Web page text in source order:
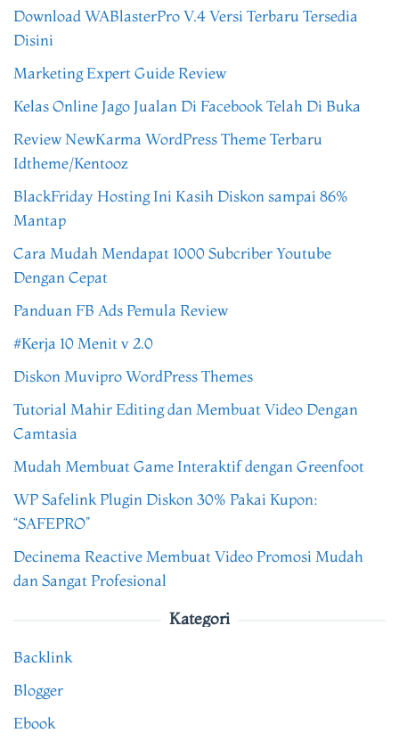
Download WABlasterPro V.4 Versi Terbaru Tersedia
Disini
Marketing Expert Guide Review
Kelas Online Jago Jualan Di Facebook Telah Di Buka
Review NewKarma WordPress Theme Terbaru
Idtheme/Kentooz
BlackFriday Hosting Ini Kasih Diskon sampai 86%
Mantap
Cara Mudah Mendapat 1000 Subcriber Youtube
Dengan Cepat
Panduan FB Ads Pemula Review
#Kerja 10 Menit v 2.0
Diskon Muvipro WordPress Themes
Tutorial Mahir Editing dan Membuat Video Dengan
Camtasia
Mudah Membuat Game Interaktif dengan Greenfoot
WP Safelink Plugin Diskon 30% Pakai Kupon:
“SAFEPRO”
Decinema Reactive Membuat Video Promosi Mudah
dan Sangat Profesional
Kategori
Backlink
Blogger
Ebook